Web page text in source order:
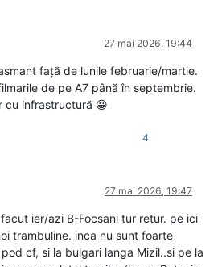
27 mai 2026, 19:44
față de lunile februarie/martie.
de pe A7 până în septembrie.
cu infrastructură 😀
4
27 mai 2026, 19:47
ier/azi B-Focsani tur retur. pe ici
trambuline. inca nu sunt foarte
cf, si la bulgari langa Mizil..si pe la